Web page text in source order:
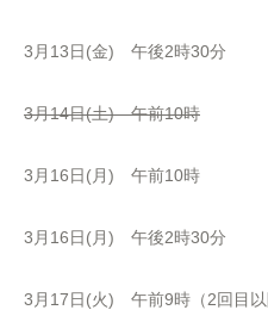
3月13日(金) 午後2時30分
3月14日(土) 午前10時
3月16日(月) 午前10時
3月16日(月) 午後2時30分
3月17日(火) 午前9時（2回目以